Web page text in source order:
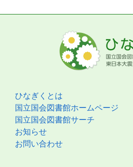
ひなぎくとは
国立国会図書館ホームページ
国立国会図書館サーチ
お知らせ
お問い合わせ